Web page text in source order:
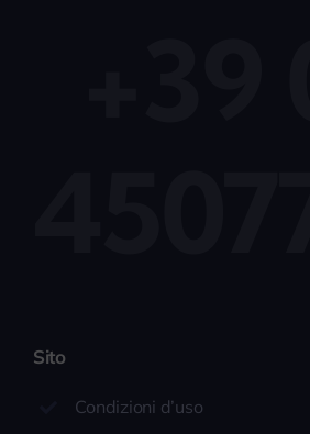
Sito
Condizioni d’uso